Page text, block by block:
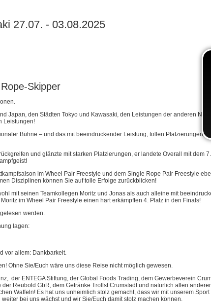
27.07. - 03.08.2025
Skipper
Japan, den Städten Tokyo und Kawasaki, den Leistungen der anderen
Leistungen!
Bühne – und das mit beeindruckender Leistung, tollen Platzierungen,
und glänzte mit starken Platzierungen, er landete Overall mit dem
im Wheel Pair Freestyle und dem Single Rope Pair Freestyle
Disziplinen können Sie auf tolle Erfolge zurückblicken!
mit seinen Teamkollegen Moritz und Jonas als auch alleine mit
im Wheel Pair Freestyle einen hart erkämpften 4. Platz in den Finals!
werden.
lagen:
vor allem: Dankbarkeit.
Ohne Sie/Euch wäre uns diese Reise nicht möglich gewesen.
der ENTEGA Stiftung, der Global Foods Trading, dem Gewerbeverein
Reubold GbR, dem Getränke Trollst Crumstadt und natürlich allen
Waffeln! Es hat uns unheimlich stolz gemacht, dass wir mit unserem
bei uns wächst und wir Sie/Euch damit stolz machen können.